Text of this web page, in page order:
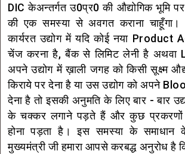
DIC केअन्तर्गत उ0प्र0 की औद्योगिक भूमि पर
की एक समस्या से अवगत कराना चाहूँगा।
कार्यरत उद्योग में यदि कोई नया Product
चेंज करना है, बैंक से लिमिट लेनी है अथवा
अपने उद्योग में ख़ाली जगह को किसी सूक्ष्म
किराये पर देना है या उस उद्योग को अपने
देना है तो इसकी अनुमति के लिए बार - बार
के चक्कर लगाने पड़ते हैं और कुछ प्रकरणों
होना पड़ता है। इस समस्या के समाधान
मुख्यमंत्री जी हमारा आपसे करबद्ध अनुरोध है